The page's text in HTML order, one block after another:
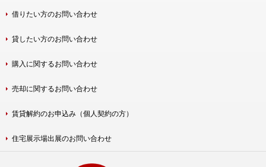
借りたい方のお問い合わせ
貸したい方のお問い合わせ
購入に関するお問い合わせ
売却に関するお問い合わせ
賃貸解約のお申込み（個人契約の方）
住宅展示場出展のお問い合わせ